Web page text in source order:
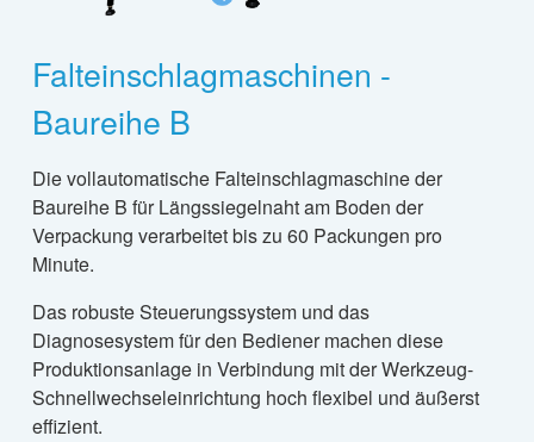
Falteinschlagmaschinen -
Baureihe B
Die vollautomatische Falteinschlagmaschine der
Baureihe B für Längssiegelnaht am Boden der
Verpackung verarbeitet bis zu 60 Packungen pro
Minute.
Das robuste Steuerungssystem und das
Diagnosesystem für den Bediener machen diese
Produktionsanlage in Verbindung mit der Werkzeug-
Schnellwechseleinrichtung hoch flexibel und äußerst
effizient.